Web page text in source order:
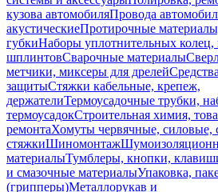
кузова автомобиляПровода
акустическиеПротирочные
губкиНаборы уплотнительных колец,
шплинтовСварочные материалы
метчики, миксеры для дрелей
защитыСтяжки кабельные, крепеж,
держателиТермоусадочные трубки,
термоусадокСтроительная химия,
ремонтаХомуты червячные, силовые,
стяжкиШиномонтаж
материалыТумблеры, кнопки,
и смазочные материалыУпаковка,
(грипперы)Металлорукав и